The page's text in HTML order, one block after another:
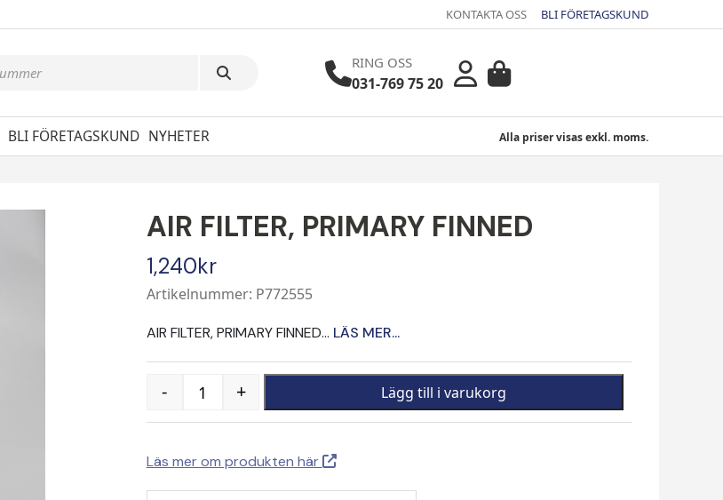
KONTAKTA OSS BLI FÖRETAGSKUND
RING OSS
031-769 75 20
BLI FÖRETAGSKUND NYHETER Alla priser visas exkl. moms.
AIR FILTER, PRIMARY FINNED
1,240kr
Artikelnummer: P772555
AIR FILTER, PRIMARY FINNED... LÄS MER...
Quantity
- + Lägg till i varukorg
Läs mer om produkten här